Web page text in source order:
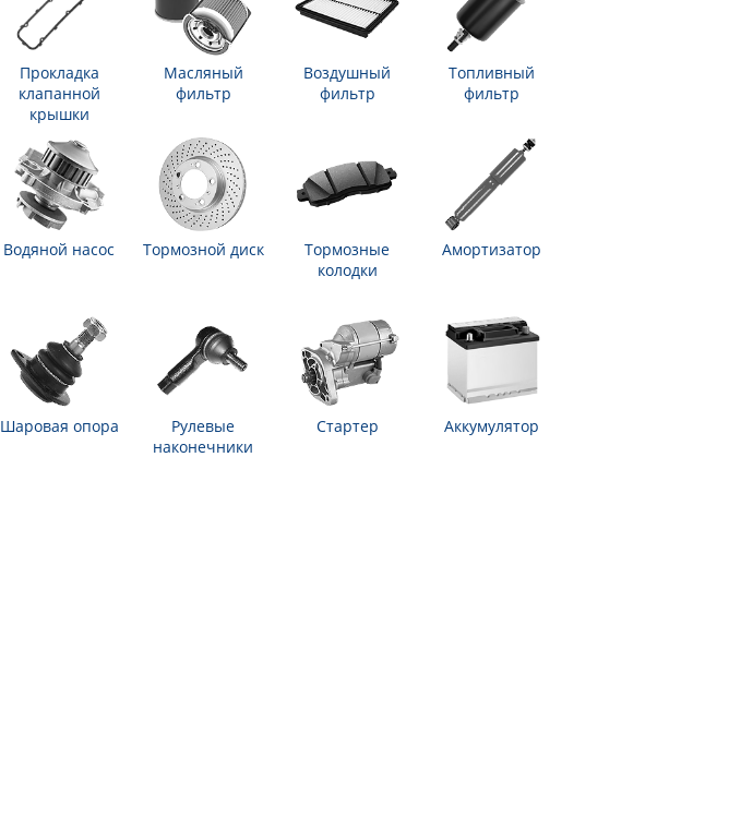
Прокладка
клапанной
крышки
Масляный
фильтр
Воздушный
фильтр
Топливный
фильтр
Водяной насос Тормозной диск
Тормозные
колодки
Амортизатор
Шаровая опора
Рулевые
наконечники
Стартер Аккумулятор